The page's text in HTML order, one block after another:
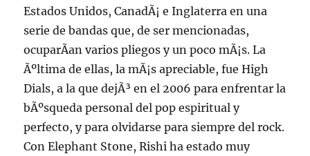
Estados Unidos, CanadÃ¡ e Inglaterra en una
serie de bandas que, de ser mencionadas,
ocuparÃ­an varios pliegos y un poco mÃ¡s. La
Ãºltima de ellas, la mÃ¡s apreciable, fue High
Dials, a la que dejÃ³ en el 2006 para enfrentar la
bÃºsqueda personal del pop espiritual y
perfecto, y para olvidarse para siempre del rock.
Con Elephant Stone, Rishi ha estado muy